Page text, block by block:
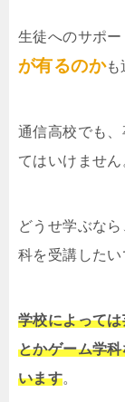
生徒へのサポー
が有るのかも
通信高校でも
てはいけません
どうせ学ぶな
科を受講したい
学校によって
とかゲーム学
います。